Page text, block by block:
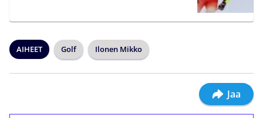
AIHEET Golf Ilonen Mikko
Jaa